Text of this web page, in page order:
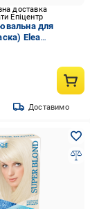
доставка
Епіцентр
для
Elea
Hair
250 г (00015)
Доставимо